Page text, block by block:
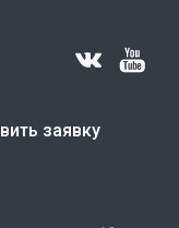
заявку